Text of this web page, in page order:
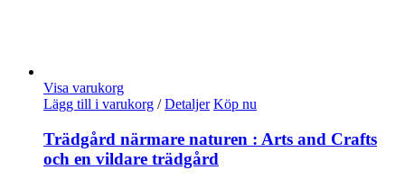
Visa varukorg
Lägg till i varukorg / Detaljer Köp nu
Trädgård närmare naturen : Arts and Crafts
och en vildare trädgård